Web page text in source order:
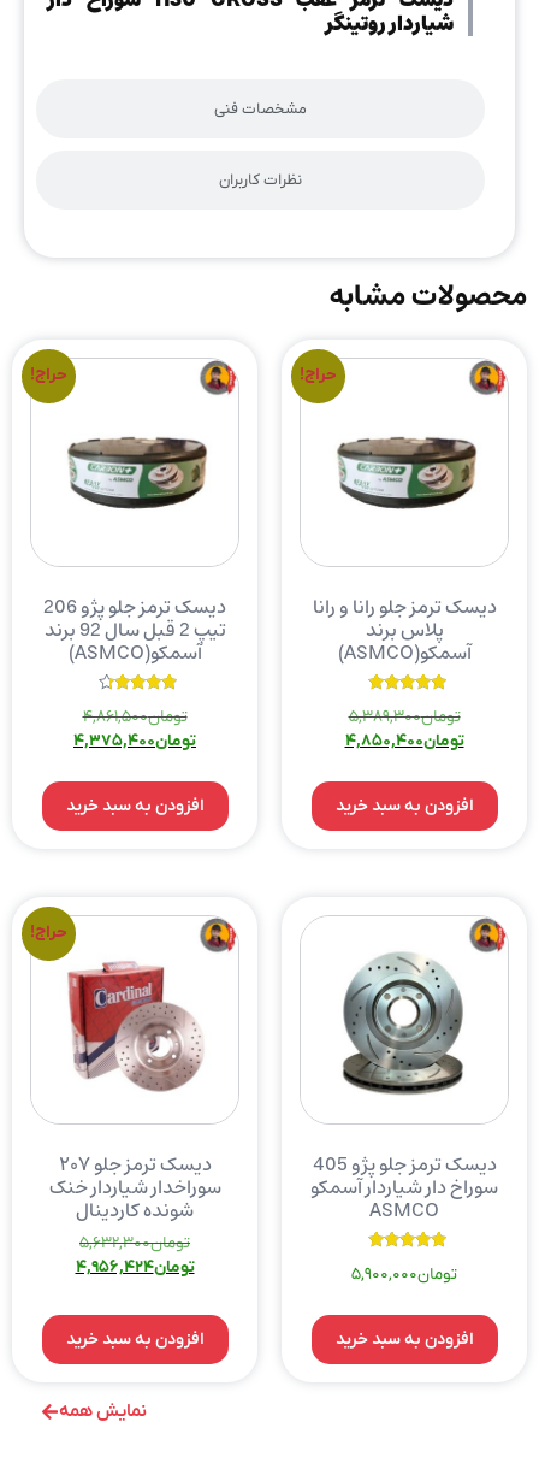
مشخصات فنی
نظرات کاربران
شیاردار روتینگر
نمایش همه
محصولات مشابه
حراج!
دیسک ترمز جلو رانا و رانا
پلاس برند
آسمکو(ASMCO)
5.00
از 5
تومان5,389,300
تومان4,850,400
افزودن به سبد خرید
حراج!
دیسک ترمز جلو پژو 206
تیپ 2 قبل سال 92 برند
آسمکو(ASMCO)
4.00
از 5
تومان4,861,500
تومان4,375,400
افزودن به سبد خرید
دیسک ترمز جلو پژو 405
سوراخ دار شیاردار آسمکو
ASMCO
5.00تومان5,900,000
افزودن به سبد خرید
حراج!
دیسک ترمز جلو ۲۰۷
سوراخدار شیاردار خنک
شونده کاردینال
تومان5,632,300
تومان4,956,424
افزودن به سبد خرید